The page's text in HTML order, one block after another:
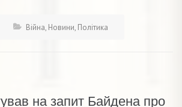
Війна, Новини, Політика
на запит Байдена про